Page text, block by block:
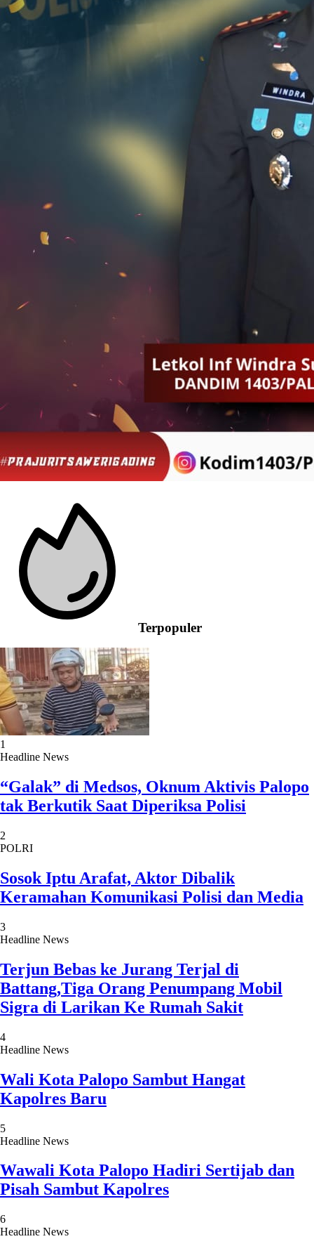
Terpopuler
1
Headline News
“Galak” di Medsos, Oknum Aktivis Palopo
tak Berkutik Saat Diperiksa Polisi
2
POLRI
Sosok Iptu Arafat, Aktor Dibalik
Keramahan Komunikasi Polisi dan Media
3
Headline News
Terjun Bebas ke Jurang Terjal di
Battang,Tiga Orang Penumpang Mobil
Sigra di Larikan Ke Rumah Sakit
4
Headline News
Wali Kota Palopo Sambut Hangat
Kapolres Baru
5
Headline News
Wawali Kota Palopo Hadiri Sertijab dan
Pisah Sambut Kapolres
6
Headline News